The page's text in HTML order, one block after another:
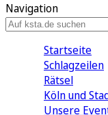
Navigation
Startseite
Schlagzeilen
Rätsel
Köln und
Unsere